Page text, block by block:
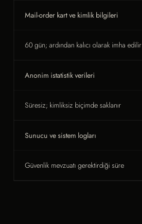
Mail-order kart ve kimlik bilgileri
60 gün; ardından kalıcı olarak imha edilir
Anonim istatistik verileri
Süresiz; kimliksiz biçimde saklanır
Sunucu ve sistem logları
Güvenlik mevzuatı gerektirdiği süre